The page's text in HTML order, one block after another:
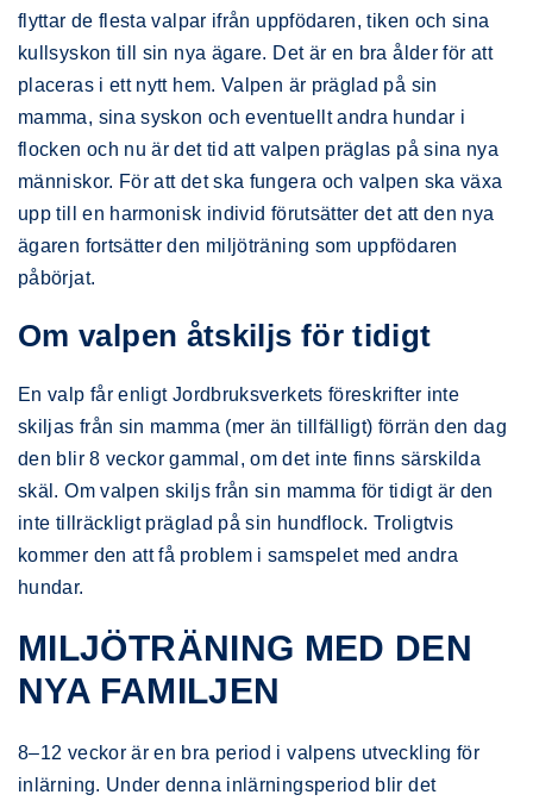
flyttar de flesta valpar ifrån uppfödaren, tiken och sina
kullsyskon till sin nya ägare. Det är en bra ålder för att
placeras i ett nytt hem. Valpen är präglad på sin
mamma, sina syskon och eventuellt andra hundar i
flocken och nu är det tid att valpen präglas på sina nya
människor. För att det ska fungera och valpen ska växa
upp till en harmonisk individ förutsätter det att den nya
ägaren fortsätter den miljöträning som uppfödaren
påbörjat.
Om valpen åtskiljs för tidigt
En valp får enligt Jordbruksverkets föreskrifter inte
skiljas från sin mamma (mer än tillfälligt) förrän den dag
den blir 8 veckor gammal, om det inte finns särskilda
skäl. Om valpen skiljs från sin mamma för tidigt är den
inte tillräckligt präglad på sin hundflock. Troligtvis
kommer den att få problem i samspelet med andra
hundar.
MILJÖTRÄNING MED DEN
NYA FAMILJEN
8–12 veckor är en bra period i valpens utveckling för
inlärning. Under denna inlärningsperiod blir det